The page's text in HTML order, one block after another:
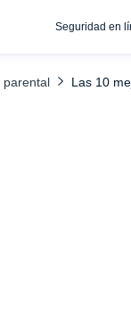
Seguridad en
parental Las 10
monitorización